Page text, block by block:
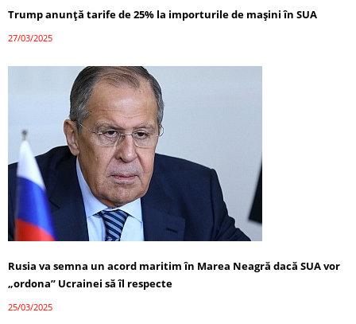
Trump anunță tarife de 25% la importurile de mașini în SUA
27/03/2025
Rusia va semna un acord maritim în Marea Neagră dacă SUA vor
„ordona” Ucrainei să îl respecte
25/03/2025